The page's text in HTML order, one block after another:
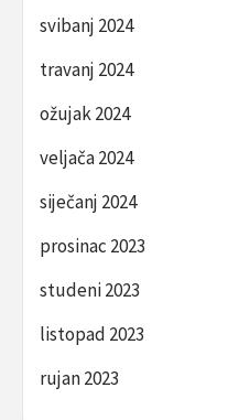
svibanj 2024
travanj 2024
ožujak 2024
veljača 2024
siječanj 2024
prosinac 2023
studeni 2023
listopad 2023
rujan 2023